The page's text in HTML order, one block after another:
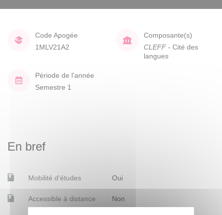
Code Apogée
1MLV21A2
Composante(s)
CLEFF - Cité des
langues
Période de l'année
Semestre 1
En bref
Mobilité d'études Oui
Accessible à distance Non